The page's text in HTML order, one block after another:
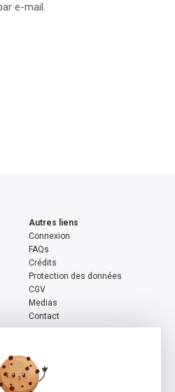
e-mail.
Autres liens
Connexion
FAQs
Crédits
Protection des données
CGV
Medias
Contact